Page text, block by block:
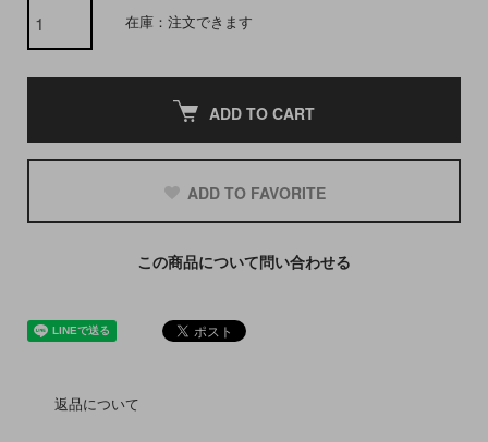
在庫：注文できます
ADD TO CART
ADD TO FAVORITE
この商品について問い合わせる
返品について